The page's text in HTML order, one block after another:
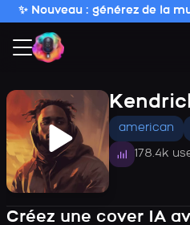
✨ Nouveau : générez de la
american
178.4k
Créez une cover IA